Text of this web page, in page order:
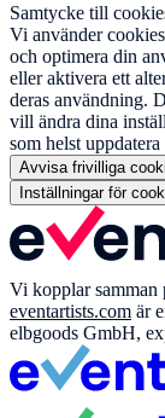
Samtycke till
Vi använder
och optimera din
eller aktivera ett
deras användning.
vill ändra dina
som helst
Avvisa frivilliga
Inställningar för
Vi kopplar samman
eventartists.com är
elbgoods GmbH,